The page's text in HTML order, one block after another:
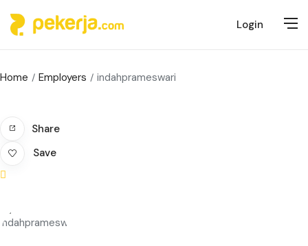
Login
Home Employers indahprameswari
Share
Save